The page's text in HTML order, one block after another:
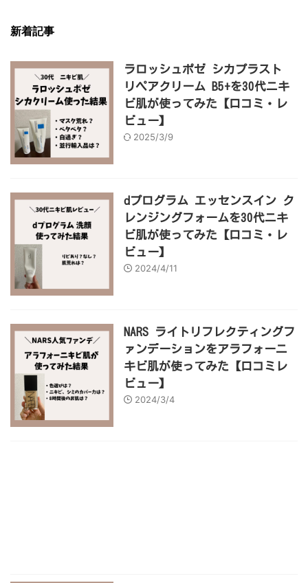
新着記事
ラロッシュポゼ シカプラスト
リペアクリーム B5+​を30代ニキ
ビ肌が使ってみた【口コミ・レ
ビュー】
2025/3/9
dプログラム エッセンスイン ク
レンジングフォームを30代ニキ
ビ肌が使ってみた【口コミ・レ
ビュー】
2024/4/11
NARS ライトリフレクティングフ
ァンデーションをアラフォーニ
キビ肌が使ってみた【口コミレ
ビュー】
2024/3/4